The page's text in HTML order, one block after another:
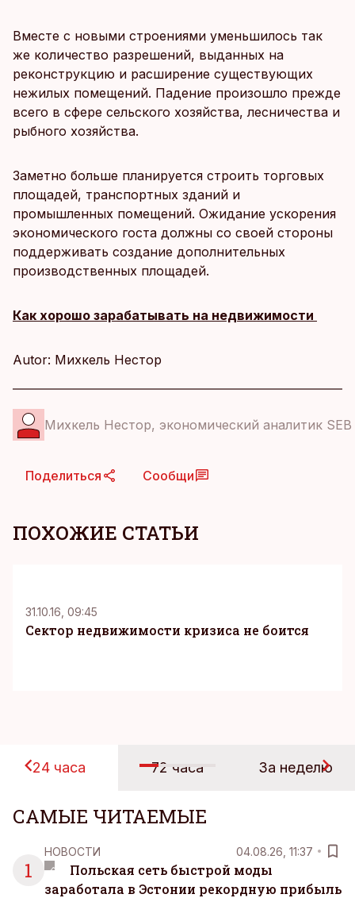
Вместе с новыми строениями уменьшилось так
же количество разрешений, выданных на
реконструкцию и расширение существующих
нежилых помещений. Падение произошло прежде
всего в сфере сельского хозяйства, лесничества и
рыбного хозяйства.
Заметно больше планируется строить торговых
площадей, транспортных зданий и
промышленных помещений. Ожидание ускорения
экономического госта должны со своей стороны
поддерживать создание дополнительных
производственных площадей.
Как хорошо зарабатывать на недвижимости
Autor: Михкель Нестор
Михкель Нестор, экономический аналитик SEB
Поделиться Сообщи
ПОХОЖИЕ СТАТЬИ
31.10.16, 09:45
Сектор недвижимости кризиса не боится
24 часа 72 часа За неделю
САМЫЕ ЧИТАЕМЫЕ
1
НОВОСТИ 04.08.26, 11:37
Польская сеть быстрой моды
заработала в Эстонии рекордную прибыль